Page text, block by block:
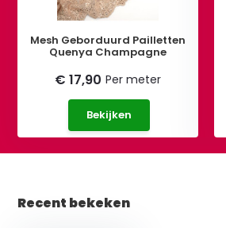
Mesh Geborduurd Pailletten
Quenya Champagne
€ 17,90 Per meter
Bekijken
Recent bekeken